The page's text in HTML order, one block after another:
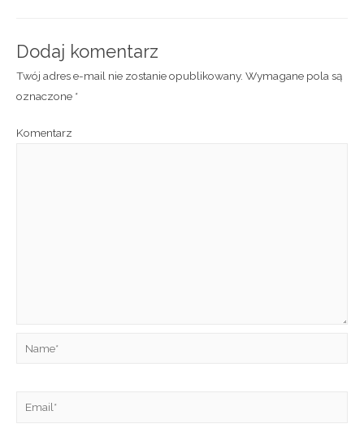
Dodaj komentarz
Twój adres e-mail nie zostanie opublikowany. Wymagane pola są
oznaczone *
Komentarz